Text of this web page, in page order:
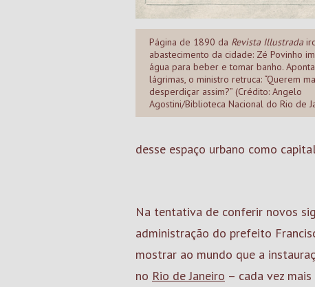
Página de 1890 da Revista Illustrada
abastecimento da cidade: Zé Povinho
água para beber e tomar banho.
lágrimas, o ministro retruca: “Querem
desperdiçar assim?” (Crédito: Angelo
Agostini/Biblioteca Nacional do Rio de
desse espaço urbano como
Na tentativa de conferir novos
administração do prefeito
mostrar ao mundo que a
no Rio de Janeiro – cada vez